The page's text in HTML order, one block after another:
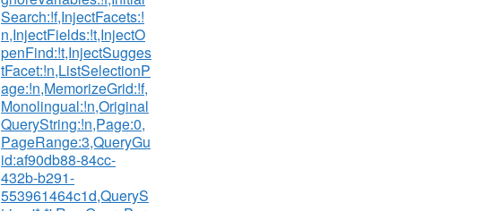
Search:!f,InjectFacets:!
n,InjectFields:!t,InjectO
penFind:!t,InjectSugges
tFacet:!n,ListSelectionP
age:!n,MemorizeGrid:!f,
Monolingual:!n,Original
QueryString:!n,Page:0,
PageRange:3,QueryGu
id:af90db88-84cc-
432b-b291-
553961464c1d,QueryS